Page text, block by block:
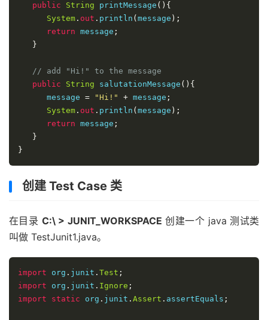
public
String printMessage (){
System . out . println ( message );
return message ;
}
// add "Hi!" to the message
public
String salutationMessage (){
      message
= "Hi!" + message ;
System . out . println ( message );
return message ;
}
}
创建 Test Case 类
在目录 C:\ > JUNIT_WORKSPACE 创建一个 java 测试类
叫做 TestJunit1.java。
import org . junit . Test ;
import org . junit . Ignore ;
import
static org . junit . Assert . assertEquals ;